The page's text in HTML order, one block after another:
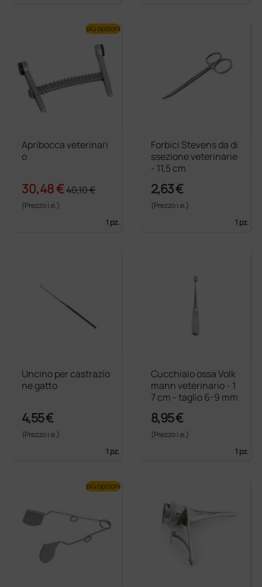
Apribocca veterinari
o
30,48 €40,10 €
(Prezzo i.e.)
1 pz.
più opzioni
Forbici Stevens da di
ssezione veterinarie
- 11,5 cm
2,63 €
(Prezzo i.e.)
1 pz.
Uncino per castrazio
ne gatto
4,55 €
(Prezzo i.e.)
1 pz.
Cucchiaio ossa Volk
mann veterinario - 1
7 cm - taglio 6-9 mm
8,95 €
(Prezzo i.e.)
1 pz.
più opzioni